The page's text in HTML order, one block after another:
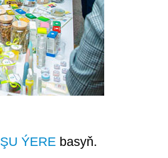
ŞU ÝERE basyň.